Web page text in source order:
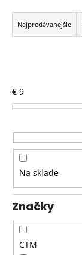
R
a
d
i
e
r
o
d
u
k
t
o
v
Najpredávanejšie
€ 9
Na sklade
Značky
CTM